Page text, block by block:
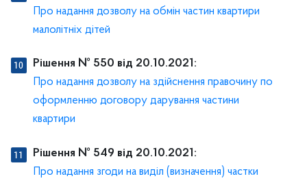
Про надання дозволу на обмін частин квартири
малолітніх дітей
Рішення № 550 від 20.10.2021:
Про надання дозволу на здійснення правочину по
оформленню договору дарування частини
квартири
Рішення № 549 від 20.10.2021:
Про надання згоди на виділ (визначення) частки